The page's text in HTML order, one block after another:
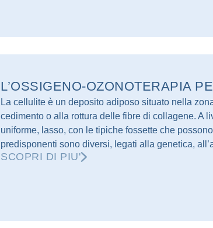
L’OSSIGENO-OZONOTERAPIA
La cellulite è un deposito adiposo situato nella
cedimento o alla rottura delle fibre di collagene. A
uniforme, lasso, con le tipiche fossette che
predisponenti sono diversi, legati alla genetica,
SCOPRI DI PIU'